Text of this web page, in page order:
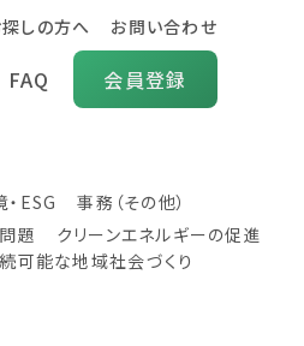
しの方へ お問い合わせ
FAQ 会員登録
・ESG
事務（その他）
題
クリーンエネルギーの促進
可能な地域社会づくり